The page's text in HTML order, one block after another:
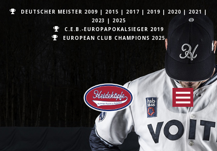
DEUTSCHER MEISTER 2009 | 2015 | 2017 | 2019 | 2020 | 2021 |
2023 | 2025
C.E.B.-EUROPAPOKALSIEGER 2019
EUROPEAN CLUB CHAMPIONS 2025